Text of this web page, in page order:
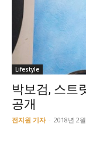
Lifestyle
박보검, 스트
공개
전지원 기자 - 2018년 2